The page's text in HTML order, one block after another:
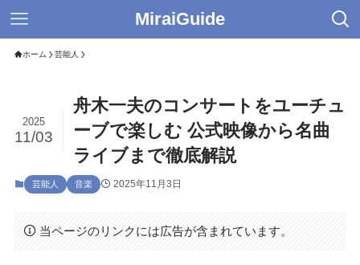
MiraiGuide
ホーム 芸能人
舟木一夫のコンサートをユーチュ
ーブで楽しむ 公式映像から名曲
ライブまで徹底解説
2025
11/03
芸能人 音楽 2025年11月3日
当ページのリンクには広告が含まれています。